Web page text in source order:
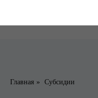
Главная » Субсидии